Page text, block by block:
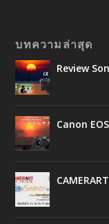
บทความล่าสุด
Review
Canon